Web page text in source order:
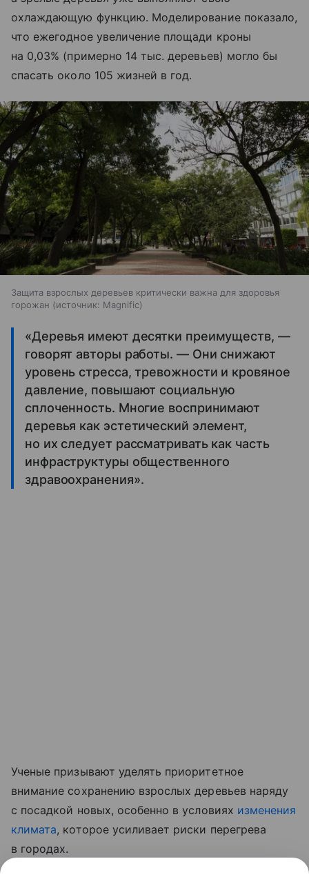
охлаждающую функцию. Моделирование показало,
что ежегодное увеличение площади кроны
на 0,03% (примерно 14 тыс. деревьев) могло бы
спасать около 105 жизней в год.
Защита взрослых деревьев критически важна для здоровья
горожан
источник: Magnific
«Деревья имеют десятки преимуществ, —
говорят авторы работы. — Они снижают
уровень стресса, тревожности и кровяное
давление, повышают социальную
сплоченность. Многие воспринимают
деревья как эстетический элемент,
но их следует рассматривать как часть
инфраструктуры общественного
здравоохранения».
Ученые призывают уделять приоритетное
внимание сохранению взрослых деревьев наряду
с посадкой новых, особенно в условиях изменения
климата, которое усиливает риски перегрева
в городах.